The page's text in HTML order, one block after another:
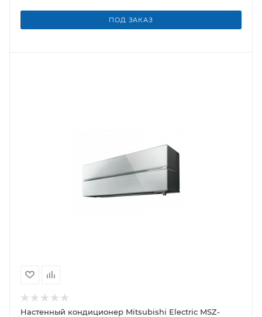
ПОД ЗАКАЗ
Настенный кондиционер Mitsubishi Electric MSZ-